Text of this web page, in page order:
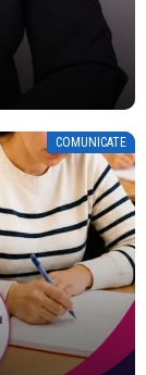
COMUNICATE